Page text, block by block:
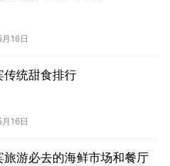
16日
传统甜食排行
16日
旅游必去的海鲜市场和餐厅